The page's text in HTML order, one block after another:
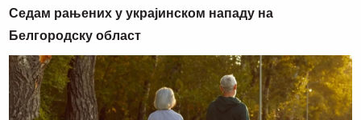
Седам рањених у украјинском нападу на
Белгородску област